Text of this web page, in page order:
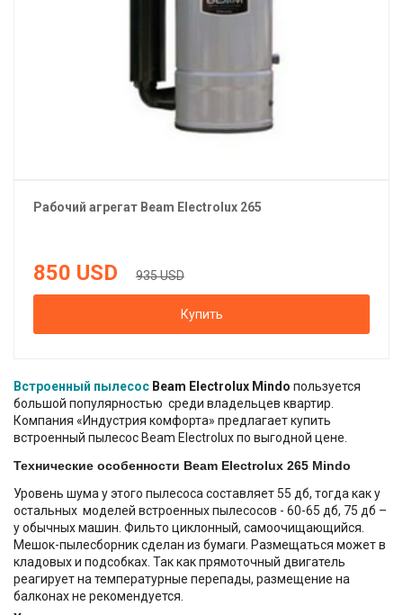
Рабочий агрегат Beam Electrolux 265
850 USD 935 USD
Купить
Встроенный пылесос Beam Electrolux Mindo пользуется
большой популярностью среди владельцев квартир.
Компания «Индустрия комфорта» предлагает купить
встроенный пылесос Beam Electrolux по выгодной цене.
Технические особенности Beam Electrolux 265 Mindo
Уровень шума у этого пылесоса составляет 55 дб, тогда как у
остальных моделей встроенных пылесосов - 60-65 дб, 75 дб –
у обычных машин. Фильто циклонный, самоочищающийся.
Мешок-пылесборник cделан из бумаги. Размещаться может в
кладовых и подсобках. Так как прямоточный двигатель
реагирует на температурные перепады, размещение на
балконах не рекомендуется.